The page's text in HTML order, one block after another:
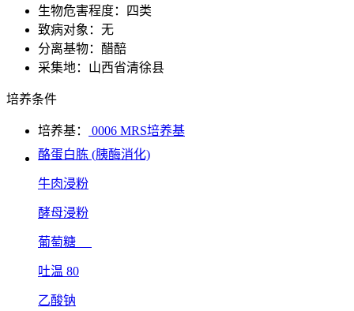
生物危害程度：四类
致病对象：无
分离基物：醋醅
采集地：山西省清徐县
培养条件
培养基：
0006 MRS培养基
酪蛋白胨 (胰酶消化)
牛肉浸粉
酵母浸粉
葡萄糖
吐温 80
乙酸钠